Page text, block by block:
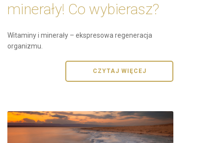
minerały! Co wybierasz?
Witaminy i minerały – ekspresowa regeneracja
organizmu.
CZYTAJ WIĘCEJ